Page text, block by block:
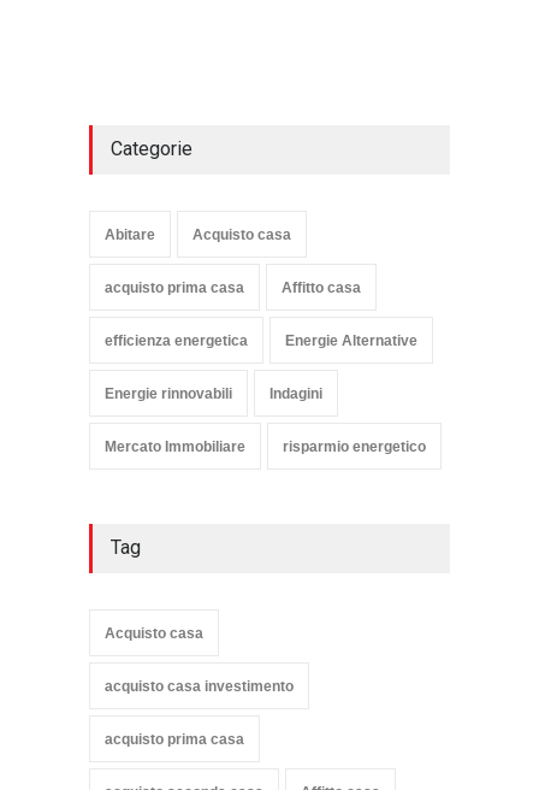
Categorie
Abitare Acquisto casa
acquisto prima casa Affitto casa
efficienza energetica Energie Alternative
Energie rinnovabili Indagini
Mercato Immobiliare risparmio energetico
Tag
Acquisto casa
acquisto casa investimento
acquisto prima casa